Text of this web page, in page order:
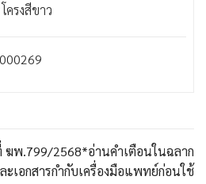
ครงสีขาว
ฆพ.799/2568*อ่านคำเตือนในฉลาก
ะเอกสารกำกับเครื่องมือแพทย์ก่อนใช้